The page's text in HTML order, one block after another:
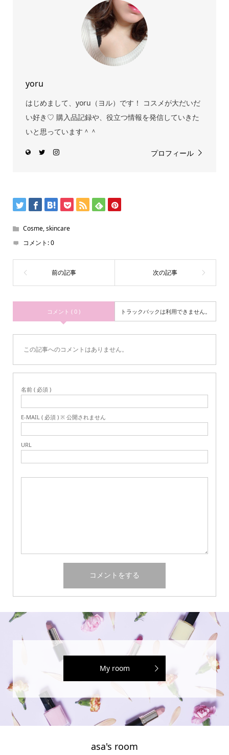
yoru
はじめまして、yoru（ヨル）です！ コスメが大だいだ
い好き♡ 購入品記録や、役立つ情報を発信していきた
いと思っています＾＾
プロフィール
Cosme,skincare
コメント:0
コメント ( 0 ) トラックバックは利用できません。
この記事へのコメントはありません。
名前 ( 必須 )
E-MAIL ( 必須 ) ※ 公開されません
URL
My room
asa's room